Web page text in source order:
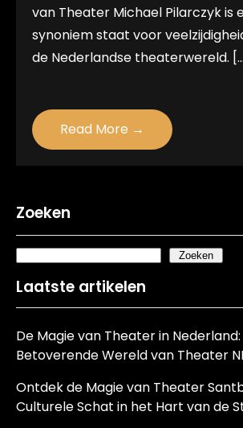
van Theater Michael Pilarczyk is
synoniem staat voor
de Nederlandse theaterwereld.
Read More →
Zoeken
Zoeken
Laatste artikelen
De Magie van Theater in
Betoverende Wereld van Theater
Ontdek de Magie van Theater
Culturele Schat in het Hart van de